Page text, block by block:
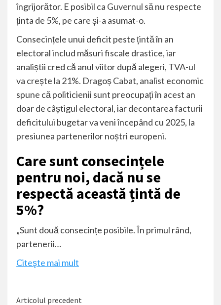
îngrijorător. E posibil ca Guvernul să nu respecte
ținta de 5%, pe care și-a asumat-o.
Consecințele unui deficit peste țintă în an
electoral includ măsuri fiscale drastice, iar
analiștii cred că anul viitor după alegeri, TVA-ul
va crește la 21%. Dragoș Cabat, analist economic
spune că politicienii sunt preocupați în acest an
doar de câștigul electoral, iar decontarea facturii
deficitului bugetar va veni începând cu 2025, la
presiunea partenerilor noștri europeni.
Care sunt consecințele
pentru noi, dacă nu se
respectă această țintă de
5%?
„Sunt două consecințe posibile. În primul rând,
partenerii…
Citeşte mai mult
Articolul precedent